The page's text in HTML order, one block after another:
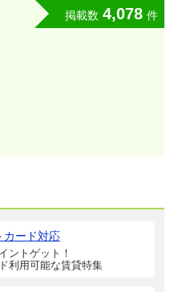
掲載数 4,078 件
カード対応
ントゲット！
利用可能な賃貸特集